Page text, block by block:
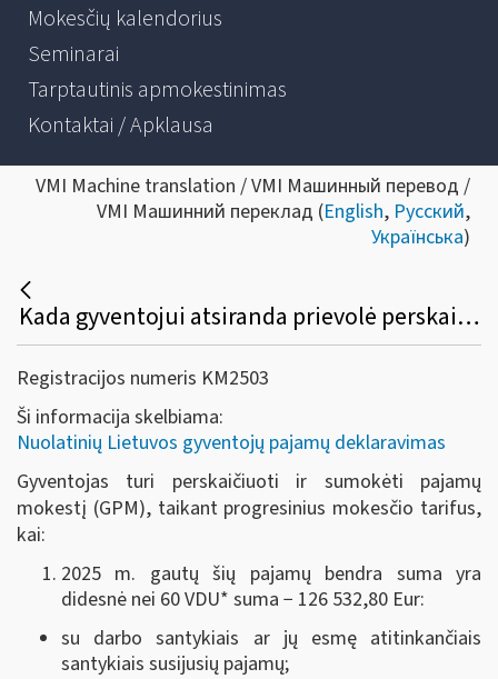
Mokesčių kalendorius
Seminarai
Tarptautinis apmokestinimas
Kontaktai / Apklausa
VMI Machine translation / VMI Машинный перевод /
VMI Машинний переклад (English, Русский,
Українська)
Kada gyventojui atsiranda prievolė perskaičiuoti pajamų mokestį, taikant progresinius mokesčio tarifus?
Registracijos numeris KM2503
Ši informacija skelbiama:
Nuolatinių Lietuvos gyventojų pajamų deklaravimas
Gyventojas turi perskaičiuoti ir sumokėti pajamų
mokestį (GPM), taikant progresinius mokesčio tarifus,
kai:
2025 m. gautų šių pajamų bendra suma yra
didesnė nei 60 VDU* suma − 126 532,80 Eur:
su darbo santykiais ar jų esmę atitinkančiais
santykiais susijusių pajamų;